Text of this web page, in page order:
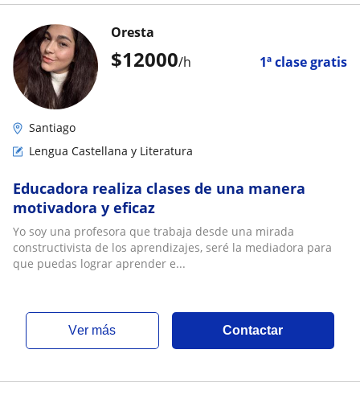
$12000/h 1ª clase gratis
Oresta
Santiago
Lengua Castellana y Literatura
Educadora realiza clases de una manera
motivadora y eficaz
Yo soy una profesora que trabaja desde una mirada
constructivista de los aprendizajes, seré la mediadora para
que puedas lograr aprender e...
ver más Contactar